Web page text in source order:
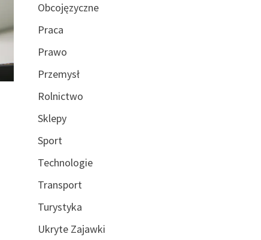
Obcojęzyczne
Praca
Prawo
Przemysł
Rolnictwo
Sklepy
Sport
Technologie
Transport
Turystyka
Ukryte Zajawki